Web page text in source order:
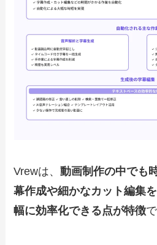
Vrewは、動画制作の中でも
幕作成や細かなカット編集
幅に効率化できる点が特徴